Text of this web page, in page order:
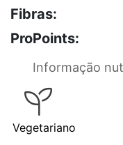
Fibras:
ProPoints:
Informação
Vegetariano